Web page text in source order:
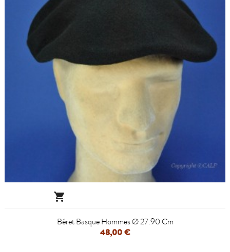

Béret Basque Hommes Ø 27.90 Cm
48,00 €